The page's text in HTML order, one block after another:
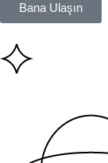
Bana Ulaşın